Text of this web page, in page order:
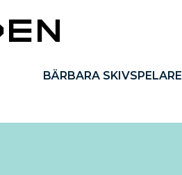
BÄRBARA SKIVSPELARE